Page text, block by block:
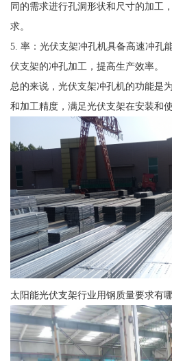
同的需求进行孔洞形状和尺寸的加工
求。
5. 率：光伏支架冲孔机具备高速冲孔
伏支架的冲孔加工，提高生产效率。
总的来说，光伏支架冲孔机的功能是
和加工精度，满足光伏支架在安装和
太阳能光伏支架行业用钢质量要求有